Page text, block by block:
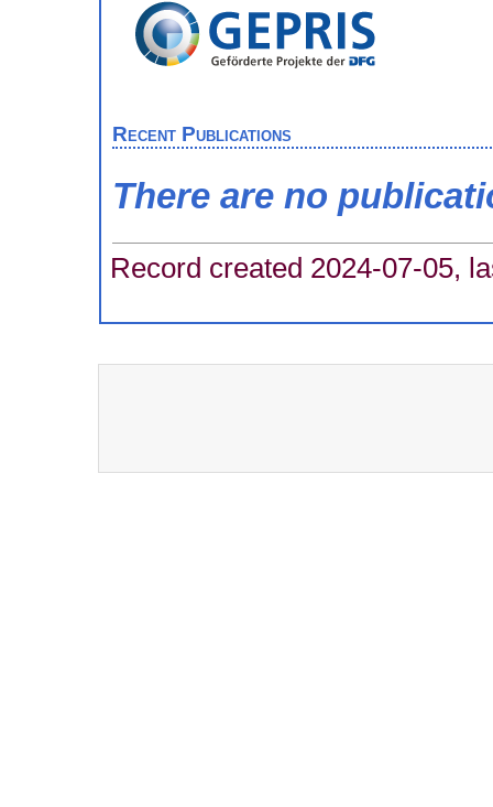
Recent Publications
There are no
Record created 2024-07-05,